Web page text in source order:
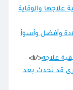
علاجها والوقاية
وأفضل وأسوأ
علاجه</li>
قد تحدث بعد